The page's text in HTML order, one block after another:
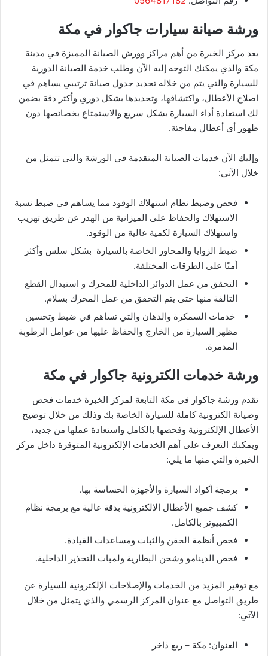
ورشة صيانة سيارات جاكوار في مكة
يعد مركز الخبرة من أهم مراكز وورش الصيانة المميزة في مدينة
مكة والذي يمكنك التوجه إليه الآن وطلب خدمة الصيانة الدورية
للسيارة والتي يتم من خلاله تحديد جدول صيانة ترتيبي يساهم في
اصلاح الأعطال، واكتشافها، وتحديدها بشكل دوري وأكثر دقة بضمن
لك استعادة أداء السيارة بشكل سريع والاستمتاع بخصائصها دون
ظهور أي أعطال مفاجئة.
وإليك الآن خدمات الصيانة المتقدمة في الورشة والتي تتمثل من
خلال الآتي:
فحص وضبط نظام استهلاك الوقود مما يساهم في ضبط نسبة
الاستهلاك والحفاظ على الميزانية من الهدر عن طريق تهريب
واستهلاك السيارة لكمية عالية من الوقود.
ضبط الزوايا والمحاور الخاصة بالسيارة بشكل سلس وأكثر
أمنًا على الطرقات المختلفة.
التحقق من عمل الدوائر الداخلية للمحرك و استبدال القطع
التالفة منها حتى يتم التحقق من عمل المحرك بسلام.
خدمات السمكرة والدهان والتي تساهم في ضبط وتحسين
مظهر السيارة من الخارج والحفاظ عليها من عوامل الرطوبة
المدمرة.
ورشة خدمات الكترونية جاكوار في مكة
تقدم ورشة جاكوار في مكة التابعة لمركز الخبرة خدمات فحص
وصيانة الكترونية كاملة للسيارة الخاصة بك وذلك من خلال توضيح
الأعطال الإلكترونية وفحصها بالكامل واستعادة عملها من جديد،
ويمكنك التعرف على أهم الخدمات الإلكترونية المتوفرة داخل مركز
الخبرة والتي منها ما يلي:
برمجة أكواد السيارة والأجهزة الحساسة بها.
كشف جميع الأعطال الإلكترونية بدقة عالية مع برمجة نظام
الكمبيوتر بالكامل.
فحص أنظمة الحقن والثبات ومساعدات القيادة.
فحص الدينامو وشحن البطارية ولمبات التحذير الداخلية.
مع توفير المزيد من الخدمات والإصلاحات الإلكترونية للسيارة عن
طريق التواصل مع عنوان المركز الرسمي والذي يتمثل من خلال
الآتي:
​العنوان: مكة – ريع ذاخر